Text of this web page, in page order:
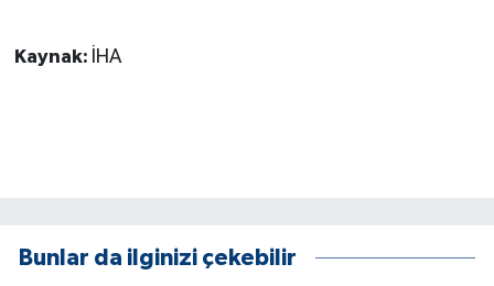
Kaynak: İHA
Bunlar da ilginizi çekebilir